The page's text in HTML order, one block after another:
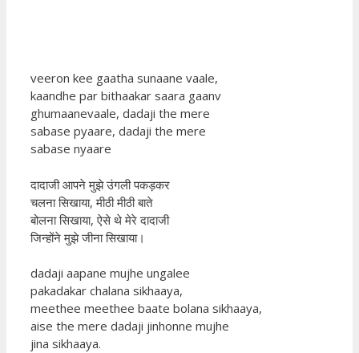
veeron kee gaatha sunaane vaale,
kaandhe par bithaakar saara gaanv
ghumaanevaale, dadaji the mere
sabase pyaare, dadaji the mere
sabase nyaare
दादाजी आपने मुझे उंगली पकड़कर
चलना सिखाया, मीठी मीठी बाते
बोलना सिखाया, ऐसे थे मेरे दादाजी
जिन्होंने मुझे जीना सिखाया।
dadaji aapane mujhe ungalee
pakadakar chalana sikhaaya,
meethee meethee baate bolana sikhaaya,
aise the mere dadaji jinhonne mujhe
jina sikhaaya.